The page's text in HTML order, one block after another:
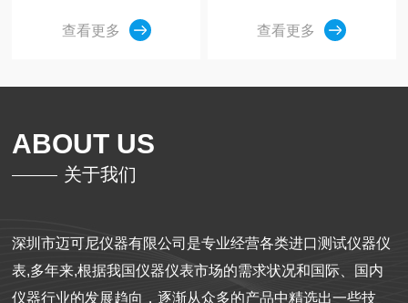
查看更多 查看更多
ABOUT US
关于我们
深圳市迈可尼仪器有限公司是专业经营各类进口测试仪器仪
表,多年来,根据我国仪器仪表市场的需求状况和国际、国内
仪器行业的发展趋向，逐渐从众多的产品中精选出一些技